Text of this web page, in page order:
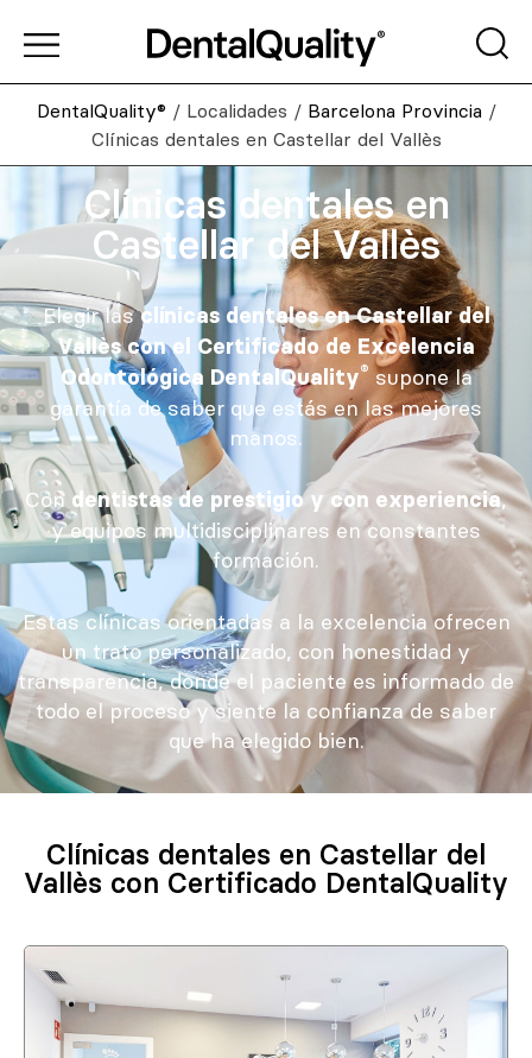
DentalQuality® / Localidades / Barcelona Provincia /
Clínicas dentales en Castellar del Vallès
Clínicas dentales en
Castellar del Vallès
Elegir lasclínicas dentales en Castellar del
Vallès con el Certificado de Excelencia
Odontológica DentalQuality® supone la
garantía de saber que estás en las mejores
manos.
Con dentistas de prestigio y con experiencia,
y equipos multidisciplinares en constantes
formación.
Estas clínicas orientadas a la excelencia ofrecen
un trato personalizado, con honestidad y
transparencia, donde el paciente es informado de
todo el proceso y siente la confianza de saber
que ha elegido bien.
Clínicas dentales en Castellar del
Vallès con Certificado DentalQuality